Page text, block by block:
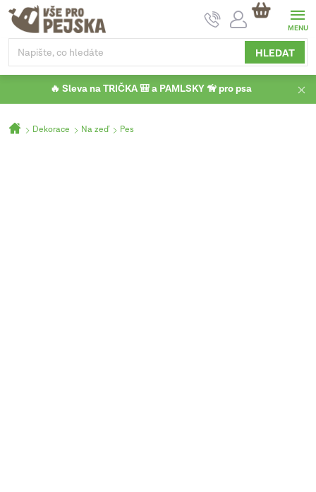
Přejít
obsah
HLEDAT
NÁKUPNÍ
KOŠÍK
🔥 Sleva na TRIČKA 🎒 a PAMLSKY 🦮 pro psa
DomůDekorace Na zeď Pes